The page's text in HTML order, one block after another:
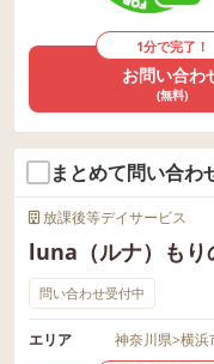
1分で完了！
お問い合わ
(無料)
まとめて問い合わ
放課後等デイサービス
luna（ルナ）もり
問い合わせ受付中
エリア 神奈川県>横浜